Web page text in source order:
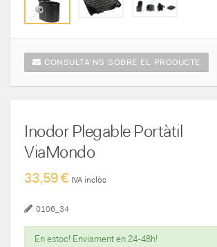
CONSULTA'NS SOBRE EL PRODUCTE
Inodor Plegable Portàtil
ViaMondo
33,59 € IVA inclòs
0106_34
En estoc! Enviament en 24-48h!